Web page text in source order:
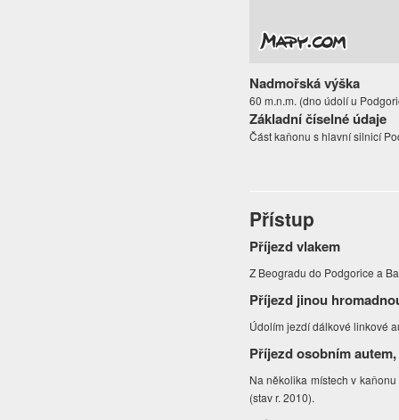
Nadmořská výška
60 m.n.m. (dno údolí u
Základní číselné údaje
Část kaňonu s hlavní silnicí
Přístup
Příjezd vlakem
Z Beogradu do Podgorice a
Příjezd jinou
Údolím jezdí dálkové linkové
Příjezd osobním
Na několika místech v
(stav r. 2010).